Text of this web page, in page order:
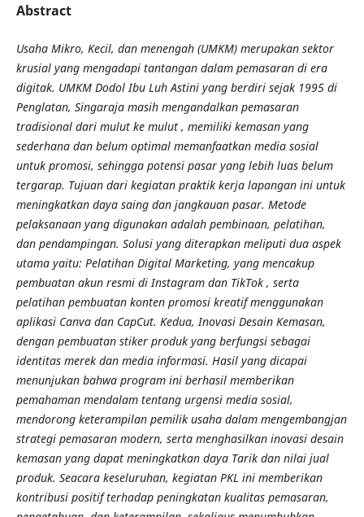
Abstract
Usaha Mikro, Kecil, dan menengah (UMKM) merupakan sektor
krusial yang mengadapi tantangan dalam pemasaran di era
digitak. UMKM Dodol Ibu Luh Astini yang berdiri sejak 1995 di
Penglatan, Singaraja masih mengandalkan pemasaran
tradisional dari mulut ke mulut , memiliki kemasan yang
sederhana dan belum optimal memanfaatkan media sosial
untuk promosi, sehingga potensi pasar yang lebih luas belum
tergarap. Tujuan dari kegiatan praktik kerja lapangan ini untuk
meningkatkan daya saing dan jangkauan pasar. Metode
pelaksanaan yang digunakan adalah pembinaan, pelatihan,
dan pendampingan. Solusi yang diterapkan meliputi dua aspek
utama yaitu: Pelatihan Digital Marketing, yang mencakup
pembuatan akun resmi di Instagram dan TikTok , serta
pelatihan pembuatan konten promosi kreatif menggunakan
aplikasi Canva dan CapCut. Kedua, Inovasi Desain Kemasan,
dengan pembuatan stiker produk yang berfungsi sebagai
identitas merek dan media informasi. Hasil yang dicapai
menunjukan bahwa program ini berhasil memberikan
pemahaman mendalam tentang urgensi media sosial,
mendorong keterampilan pemilik usaha dalam mengembangjan
strategi pemasaran modern, serta menghasilkan inovasi desain
kemasan yang dapat meningkatkan daya Tarik dan nilai jual
produk. Seacara keseluruhan, kegiatan PKL ini memberikan
kontribusi positif terhadap peningkatan kualitas pemasaran,